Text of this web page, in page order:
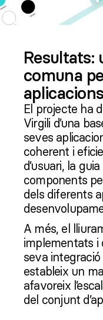
Resultats:
comuna
El projecte ha
Virgili d’una
seves
coherent i
d’usuari, la
components
dels diferents
A més, el
implementats i
seva
estableix un
afavoreix
del conjunt